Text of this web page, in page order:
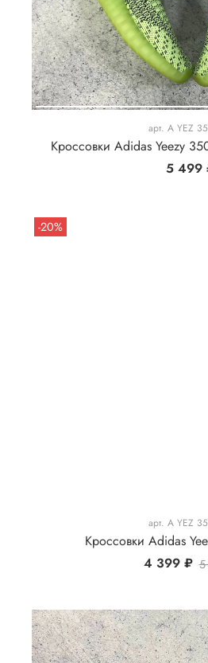
арт. A YEZ
Кроссовки Adidas Yeezy
5 499
-20%
арт. A YEZ
Кроссовки Adidas
4 399 ₽ 5